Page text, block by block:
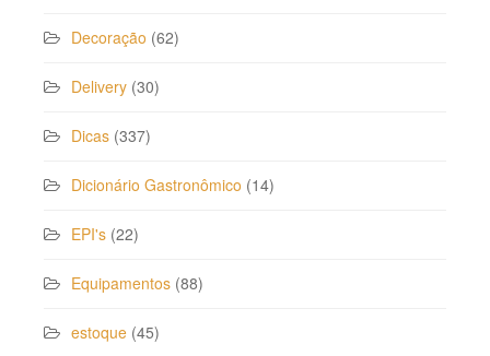
Decoração (62)
Delivery (30)
Dicas (337)
Dicionário Gastronômico (14)
EPI's (22)
Equipamentos (88)
estoque (45)